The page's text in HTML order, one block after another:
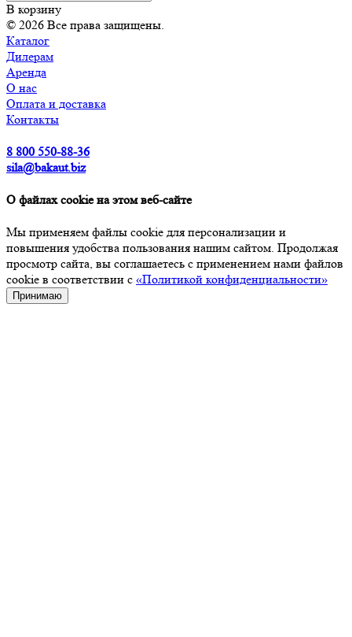
В корзину
© 2026 Все права защищены.
Каталог
Дилерам
Аренда
О нас
Оплата и доставка
Контакты
8 800 550-88-36
sila@bakaut.biz
О файлах cookie на этом веб-сайте
Мы применяем файлы cookie для персонализации и
повышения удобства пользования нашим сайтом. Продолжая
просмотр сайта, вы соглашаетесь с применением нами файлов
cookie в соответствии с «Политикой конфиденциальности»
Принимаю